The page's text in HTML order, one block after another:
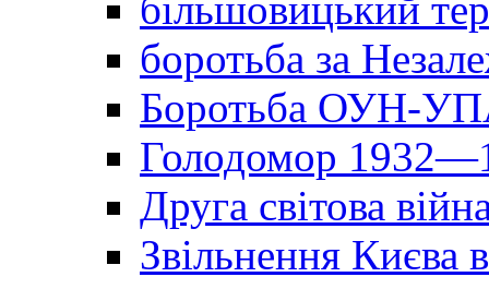
боротьба за
Боротьба ОУН-УПА
Голодомор
Друга світова
Звільнення Києва